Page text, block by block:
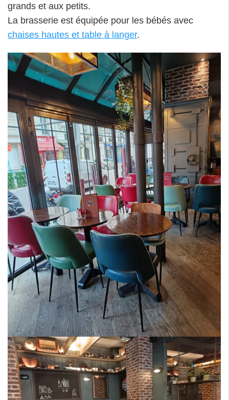
grands et aux petits.
La brasserie est équipée pour les bébés avec
chaises hautes et table à langer.